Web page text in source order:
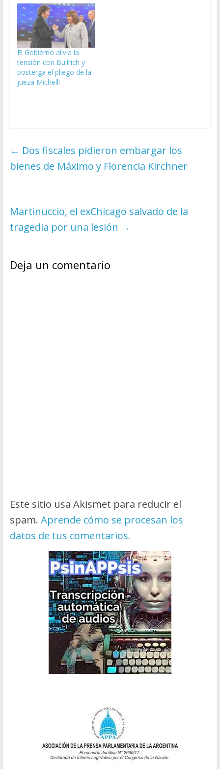
El Gobierno alivia la
tensión con Bullrich y
posterga el pliego de la
jueza Michelli
← Dos fiscales pidieron embargar los
bienes de Máximo y Florencia Kirchner
Martinuccio, el exChicago salvado de la
tragedia por una lesión →
Deja un comentario
Este sitio usa Akismet para reducir el
spam. Aprende cómo se procesan los
datos de tus comentarios.